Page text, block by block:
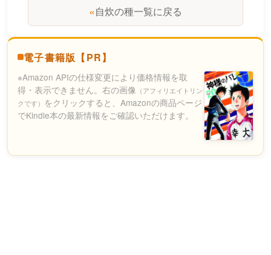
«自炊の種一覧に戻る
電子書籍版【PR】
※Amazon APIの仕様変更により価格情報を取
得・表示できません。右の画像 （アフィリエイトリン
クです） をクリックすると、Amazonの商品ページ
でKindle本の最新情報をご確認いただけます。